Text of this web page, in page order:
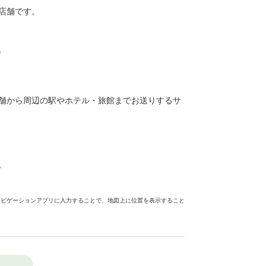
舗です。
から周辺の駅やホテル・旅館までお送りするサ
ーションアプリに入力することで、地図上に位置を表示すること